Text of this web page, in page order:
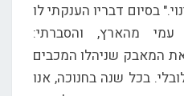
בסיום דבריו הענקתי לו
מהארץ, והסברתי:
המאבק שניהלו המכבים
בכל שנה בחנוכה, אנו